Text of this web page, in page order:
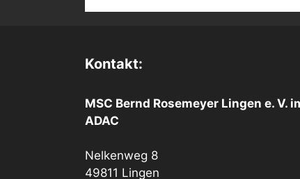
Kontakt:
MSC Bernd Rosemeyer Lingen e. V.
ADAC
Nelkenweg 8
49811 Lingen